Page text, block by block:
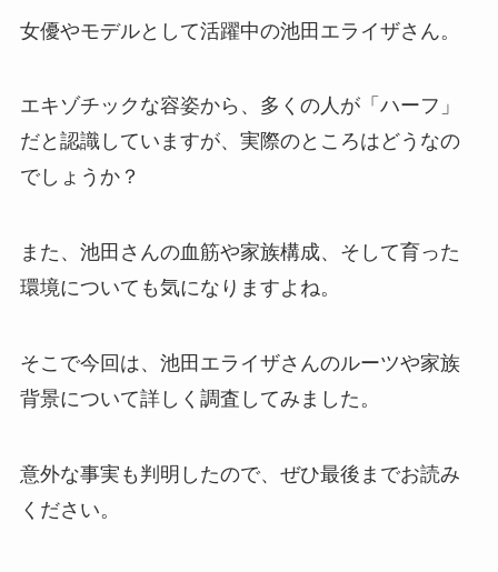
女優やモデルとして活躍中の池田エライザさん。
エキゾチックな容姿から、多くの人が「ハーフ」
だと認識していますが、実際のところはどうなの
でしょうか？
また、池田さんの血筋や家族構成、そして育った
環境についても気になりますよね。
そこで今回は、池田エライザさんのルーツや家族
背景について詳しく調査してみました。
意外な事実も判明したので、ぜひ最後までお読み
ください。